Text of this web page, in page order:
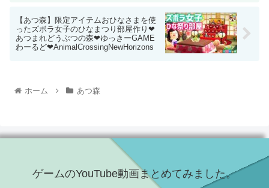
【あつ森】限定アイテムおひなさまを使
ったズボラ女子のひなまつり部屋作り❤
あつまれどうぶつの森❤ゆっきーGAME
わーるど❤AnimalCrossingNewHorizons
ホーム あつ森
ゲームのYouTube動画まとめてみました。